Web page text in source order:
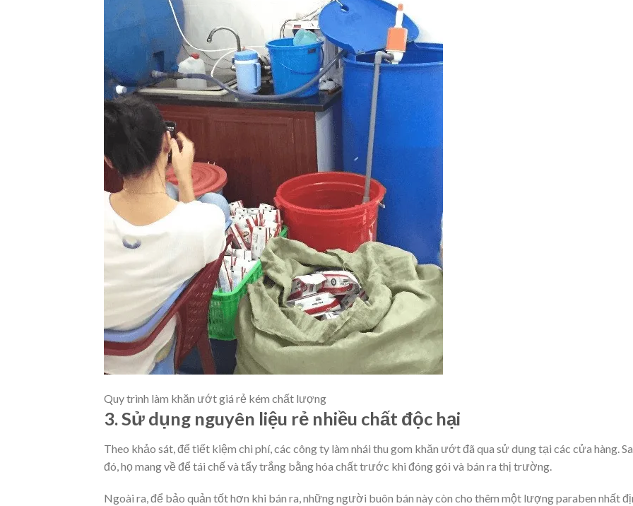
Quy trình làm khăn ướt giá rẻ kém chất lượng
3. Sử dụng nguyên liệu rẻ nhiều chất độc hại
Theo khảo sát, để tiết kiệm chi phí, các công ty làm nhái thu gom khăn ướt đã qua sử dụng tại các cửa hàng.
đó, họ mang về để tái chế và tẩy trắng bằng hóa chất trước khi đóng gói và bán ra thị trường.
Ngoài ra, để bảo quản tốt hơn khi bán ra, những người buôn bán này còn cho thêm một lượng paraben nhất